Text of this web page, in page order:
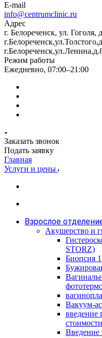
E-mail
info@centrumclinic.ru
Адрес
г. Белореченск, ул. Гоголя,
Режим работы
Ежедневно, 07:00–21:00
Заказать звонок
Подать заявку
Главная
Услуги и цены
Взрослое
Акушерство и
STORZ)
Биопсия
Вакуум-
введение
Введение